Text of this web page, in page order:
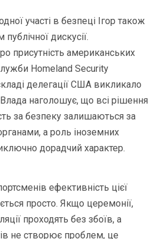
участі в безпеці Ігор також
дискусії.
присутність американських
Homeland Security
делегації США викликало
Влада наголошує, що всі рішення
за безпеку залишаються за
а роль іноземних
дорадчий характер.
ефективність цієї
просто. Якщо церемонії,
проходять без збоїв, а
не створює проблем, це